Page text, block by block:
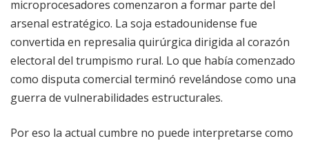
microprocesadores comenzaron a formar parte del
arsenal estratégico. La soja estadounidense fue
convertida en represalia quirúrgica dirigida al corazón
electoral del trumpismo rural. Lo que había comenzado
como disputa comercial terminó revelándose como una
guerra de vulnerabilidades estructurales.
Por eso la actual cumbre no puede interpretarse como